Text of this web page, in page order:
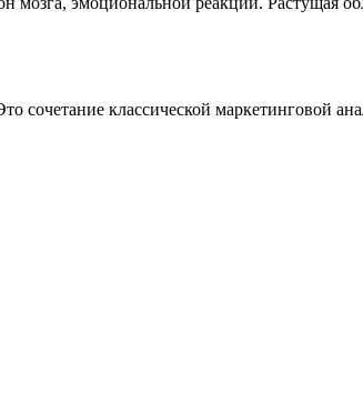
сочетание классической маркетинговой